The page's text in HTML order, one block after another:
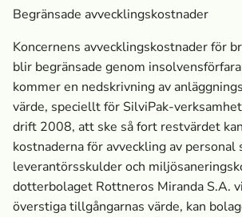
Begränsade avvecklingskostnader
Koncernens avvecklingskostnader för
blir begränsade genom
kommer en nedskrivning av
värde, speciellt för SilviPak-
drift 2008, att ske så fort restvärdet
kostnaderna för avveckling av personal
leverantörsskulder och
dotterbolaget Rottneros Miranda S.A.
överstiga tillgångarnas värde, kan